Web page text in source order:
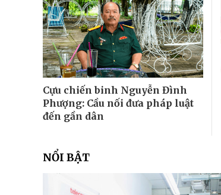
Cựu chiến binh Nguyễn Đình
Phượng: Cầu nối đưa pháp luật
đến gần dân
NỔI BẬT